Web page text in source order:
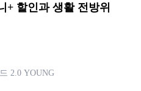
+ 할인과 생활 전방위
2.0 YOUNG